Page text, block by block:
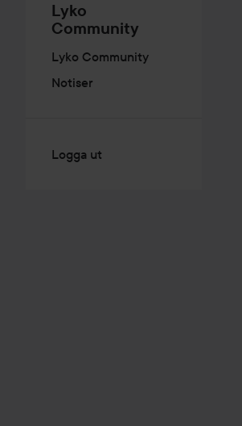
Lyko
Community
Lyko Community
Notiser
Logga ut